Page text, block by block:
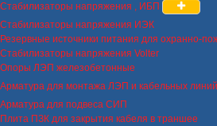
Стабилизаторы напряжения , ИБП
Стабилизаторы напряжения ИЭК
Резервные источники питания для охранно-
Стабилизаторы напряжения Volter
Опоры ЛЭП железобетонные
Арматура для монтажа ЛЭП и кабельных линий
Арматура для подвеса СИП
Плита ПЗК для закрытия кабеля в траншее